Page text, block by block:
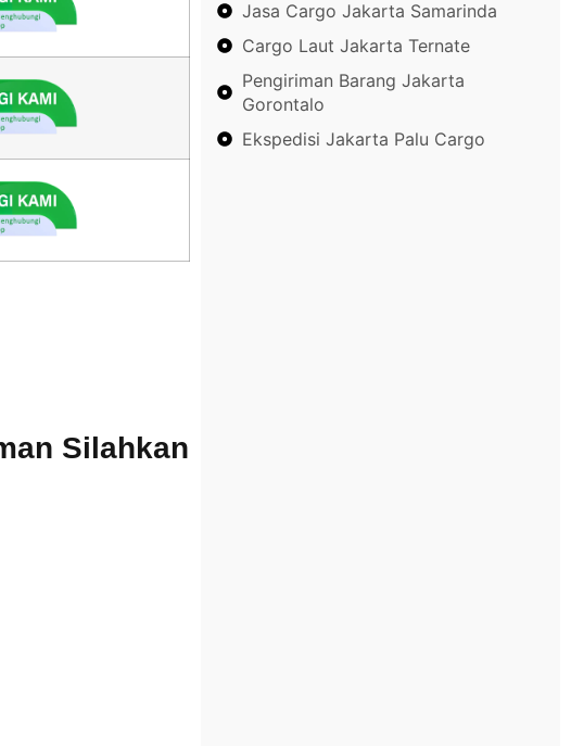
Silahkan
Jasa Cargo Jakarta Samarinda
Cargo Laut Jakarta Ternate
Pengiriman Barang Jakarta
Gorontalo
Ekspedisi Jakarta Palu Cargo